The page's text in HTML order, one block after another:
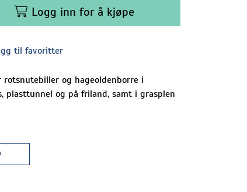
Logg inn for å kjøpe
til favoritter
rotsnutebiller og hageoldenborre i
og på friland, samt i grasplen